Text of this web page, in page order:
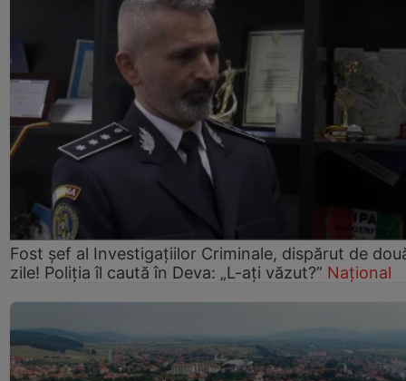
Fost șef al Investigațiilor Criminale, dispărut de
zile! Poliția îl caută în Deva: „L-ați văzut?” Național